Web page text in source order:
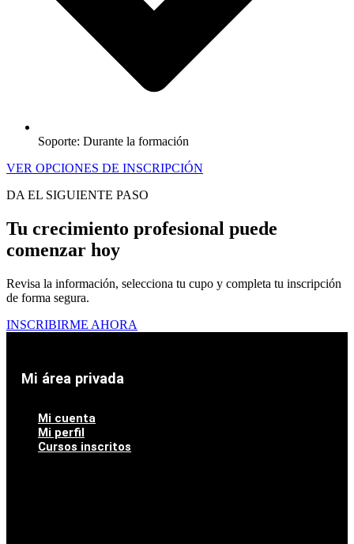
Soporte: Durante la formación
VER OPCIONES DE INSCRIPCIÓN
DA EL SIGUIENTE PASO
Tu crecimiento profesional puede
comenzar hoy
Revisa la información, selecciona tu cupo y completa tu inscripción
de forma segura.
INSCRIBIRME AHORA
Mi área privada
Mi cuenta
Mi perfil
Cursos inscritos